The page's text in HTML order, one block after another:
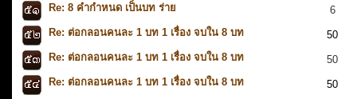
Re: 8 คำกำหนด เป็นบท ร่าย
6
Re: ต่อกลอนคนละ 1 บท 1 เรื่อง จบใน 8 บท
50
Re: ต่อกลอนคนละ 1 บท 1 เรื่อง จบใน 8 บท
50
Re: ต่อกลอนคนละ 1 บท 1 เรื่อง จบใน 8 บท
50